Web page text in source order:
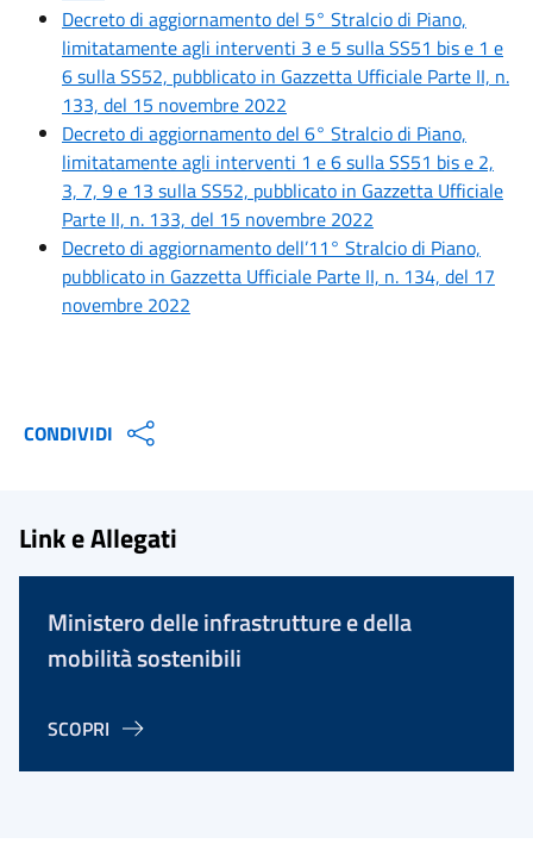
Decreto di aggiornamento del 5° Stralcio di Piano,
limitatamente agli interventi 3 e 5 sulla SS51 bis e 1 e
6 sulla SS52, pubblicato in Gazzetta Ufficiale Parte II, n.
133, del 15 novembre 2022
Decreto di aggiornamento del 6° Stralcio di Piano,
limitatamente agli interventi 1 e 6 sulla SS51 bis e 2,
3, 7, 9 e 13 sulla SS52, pubblicato in Gazzetta Ufficiale
Parte II, n. 133, del 15 novembre 2022
Decreto di aggiornamento dell’11° Stralcio di Piano,
pubblicato in Gazzetta Ufficiale Parte II, n. 134, del 17
novembre 2022
CONDIVIDI
Link e Allegati
Ministero delle infrastrutture e della
mobilità sostenibili
SCOPRI